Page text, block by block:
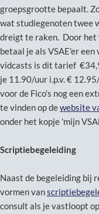
groepsgrootte bepaalt.
wat studiegenoten twee
dreigt te raken. Door het
betaal je als VSAE'er
vidcasts is dit tarief
je 11.90/uur i.p.v. €
voor de Fico’s nog een
te vinden op dewebsite
onder het kopje 'mijn
Scriptiebegeleiding
Naast de begeleiding bij
vormen van
consult als je vastloopt